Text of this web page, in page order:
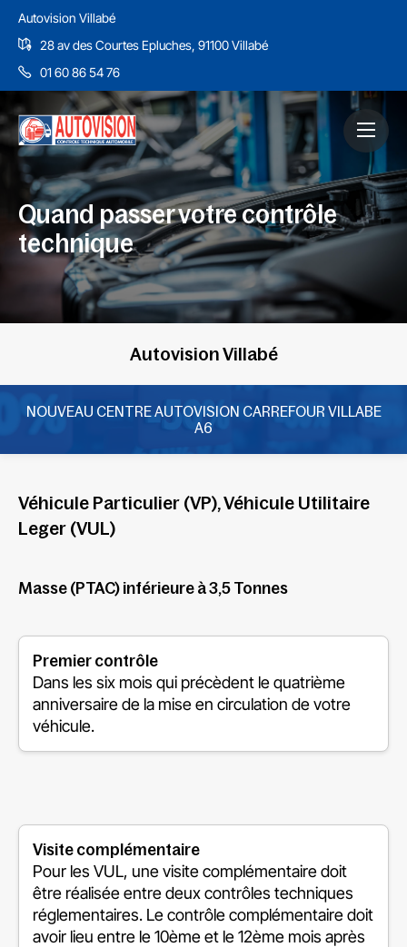
Autovision Villabé
28 av des Courtes Epluches, 91100 Villabé
01 60 86 54 76
Quand passer votre contrôle
technique
Autovision Villabé
NOUVEAU CENTRE AUTOVISION CARREFOUR VILLABE
A6
Véhicule Particulier (VP), Véhicule Utilitaire
Leger (VUL)
Masse (PTAC) inférieure à 3,5 Tonnes
Premier contrôle
Dans les six mois qui précèdent le quatrième
anniversaire de la mise en circulation de votre
véhicule.
Visite complémentaire
Pour les VUL, une visite complémentaire doit
être réalisée entre deux contrôles techniques
réglementaires. Le contrôle complémentaire doit
avoir lieu entre le 10ème et le 12ème mois après